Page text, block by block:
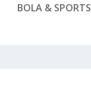
BOLA & SPORTS